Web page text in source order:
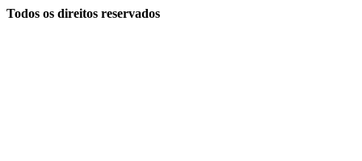
Todos os direitos reservados